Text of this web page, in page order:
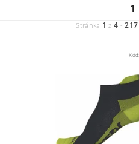
1
Stránka 1 z4 -217
Kód: